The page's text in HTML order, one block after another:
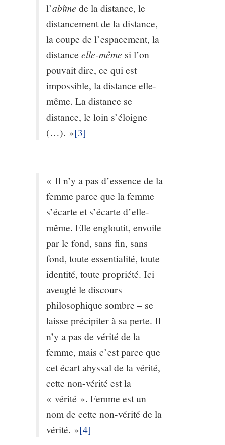
l’abîme de la distance, le
distancement de la distance,
la coupe de l’espacement, la
distanceelle-même si l’on
pouvait dire, ce qui est
impossible, la distance elle-
même. La distance se
distance, le loin s’éloigne
(…). »[3]
« Il n’y a pas d’essence de la
femme parce que la femme
s’écarte et s’écarte d’elle-
même. Elle engloutit, envoile
par le fond, sans fin, sans
fond, toute essentialité, toute
identité, toute propriété. Ici
aveuglé le discours
philosophique sombre – se
laisse précipiter à sa perte. Il
n’y a pas de vérité de la
femme, mais c’est parce que
cet écart abyssal de la vérité,
cette non-vérité est la
« vérité ». Femme est un
nom de cette non-vérité de la
vérité. »[4]